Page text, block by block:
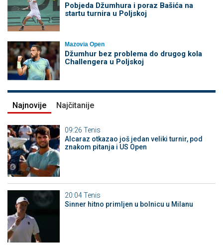
Pobjeda Džumhura i poraz Bašića na
startu turnira u Poljskoj
Mazovia Open
Džumhur bez problema do drugog kola
Challengera u Poljskoj
Najnovije Najčitanije
09:26 Tenis
Alcaraz otkazao još jedan veliki turnir, pod
znakom pitanja i US Open
20:04Tenis
Sinner hitno primljen u bolnicu u Milanu